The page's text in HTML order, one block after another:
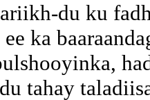
du ku
ka
tahay